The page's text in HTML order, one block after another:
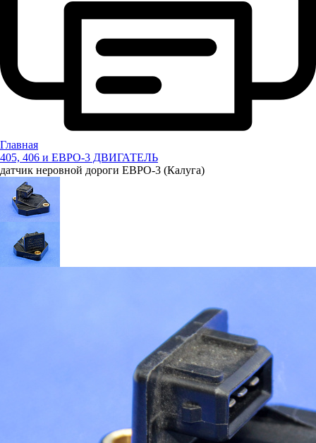
Главная
405, 406 и ЕВРО-3 ДВИГАТЕЛЬ
датчик неровной дороги ЕВРО-3 (Калуга)